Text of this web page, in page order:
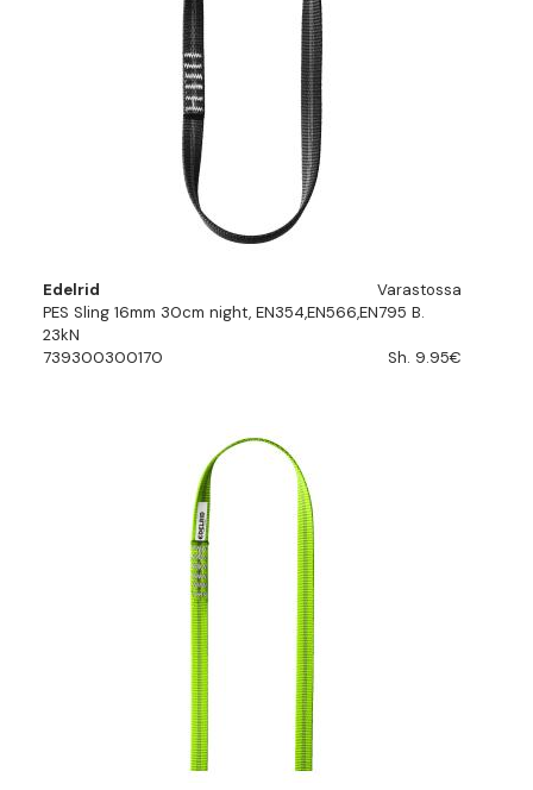
Edelrid
Varastossa
PES Sling 16mm 30cm night, EN354,EN566,EN795 B.
23kN
739300300170
Sh. 9.95€